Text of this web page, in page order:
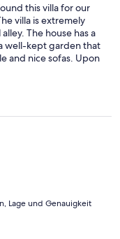
this villa for our
villa is extremely
The house has a
well-kept garden that
and nice sofas. Upon
she explained the
dropped by with
your stay. There’s
and the one 35
rocks,
from the water.
food, and each
for fresh bread
time here and will
balcony Best
Lage und Genauigkeit